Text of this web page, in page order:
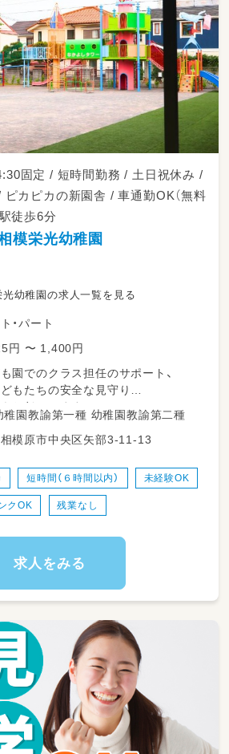
固定 / 短時間勤務 / 土日祝休み /
カピカの新園舎 / 車通勤OK（無料
徒歩6分
模栄光幼稚園
幼稚園の求人一覧を見る
・パート
円 〜 1,400円
園でのクラス担任のサポート、
もたちの安全な見守り
お任せします。
の指示のもと行う
中心となるため、
に子どもたちを笑顔で
受け入れのサポート
自由遊びや園庭での
おける安全管理・寄り添い
・お絵かき・室内活動等の
がい、お着替え、
の基本的な生活習慣の補助
しく食べるお昼ご飯（給食）の
・食事のサポート
ちが清潔で安全に過ごせるよう、
保育士 幼稚園教諭第一種 幼稚園教諭第二種
模原市中央区矢部3-11-13
短時間（６時間以内） 未経験OK
クOK 残業なし
求人をみる